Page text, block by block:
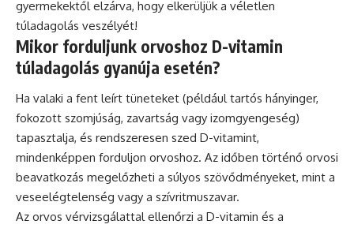
gyermekektől elzárva, hogy elkerüljük a véletlen
túladagolás veszélyét!
Mikor forduljunk orvoshoz D-vitamin
túladagolás gyanúja esetén?
Ha valaki a fent leírt tüneteket (például tartós hányinger,
fokozott szomjúság, zavartság vagy izomgyengeség)
tapasztalja, és rendszeresen szed D-vitamint,
mindenképpen forduljon orvoshoz. Az időben történő orvosi
beavatkozás megelőzheti a súlyos szövődményeket, mint a
veseelégtelenség vagy a szívritmuszavar.
Az orvos vérvizsgálattal ellenőrzi a D-vitamin és a